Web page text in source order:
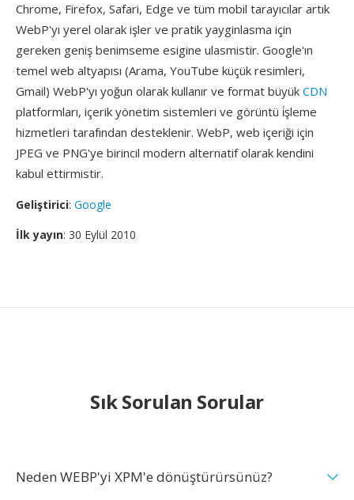
Chrome, Firefox, Safari, Edge ve tüm mobil tarayıcılar artık
WebP'yı yerel olarak işler ve pratik yayginlasma için
gereken geniş benimseme esigine ulasmistir. Google'ın
temel web altyapısı (Arama, YouTube küçük resimleri,
Gmail) WebP'yı yoğun olarak kullanır ve format büyük CDN
platformları, içerik yönetim sistemleri ve görüntü i̇şleme
hizmetleri tarafından desteklenir. WebP, web içeriği için
JPEG ve PNG'ye birincil modern alternatif olarak kendini
kabul ettirmistir.
Geliştirici: Google
İlk yayın: 30 Eylül 2010
Sık Sorulan Sorular
Neden WEBP'yi XPM'e dönüştürürsünüz?